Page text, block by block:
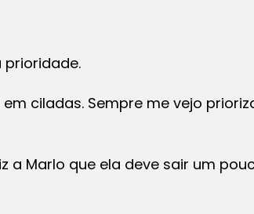
prioridade.
ciladas. Sempre me vejo
a Marlo que ela deve sair um